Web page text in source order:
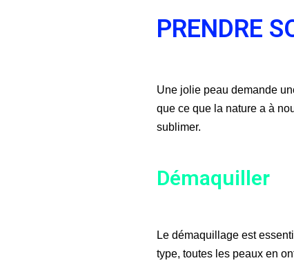
PRENDRE
Une jolie peau demande
que ce que la nature a à
sublimer.
Démaquiller
Le démaquillage est
type, toutes les peaux en